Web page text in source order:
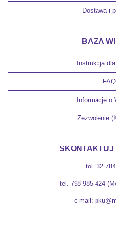
Dostawa i
BAZA
Instrukcja
FAQ
Informacje o
Zezwolenie
SKONTAKTUJ
tel. 32
tel. 798 985 424
e-mail: